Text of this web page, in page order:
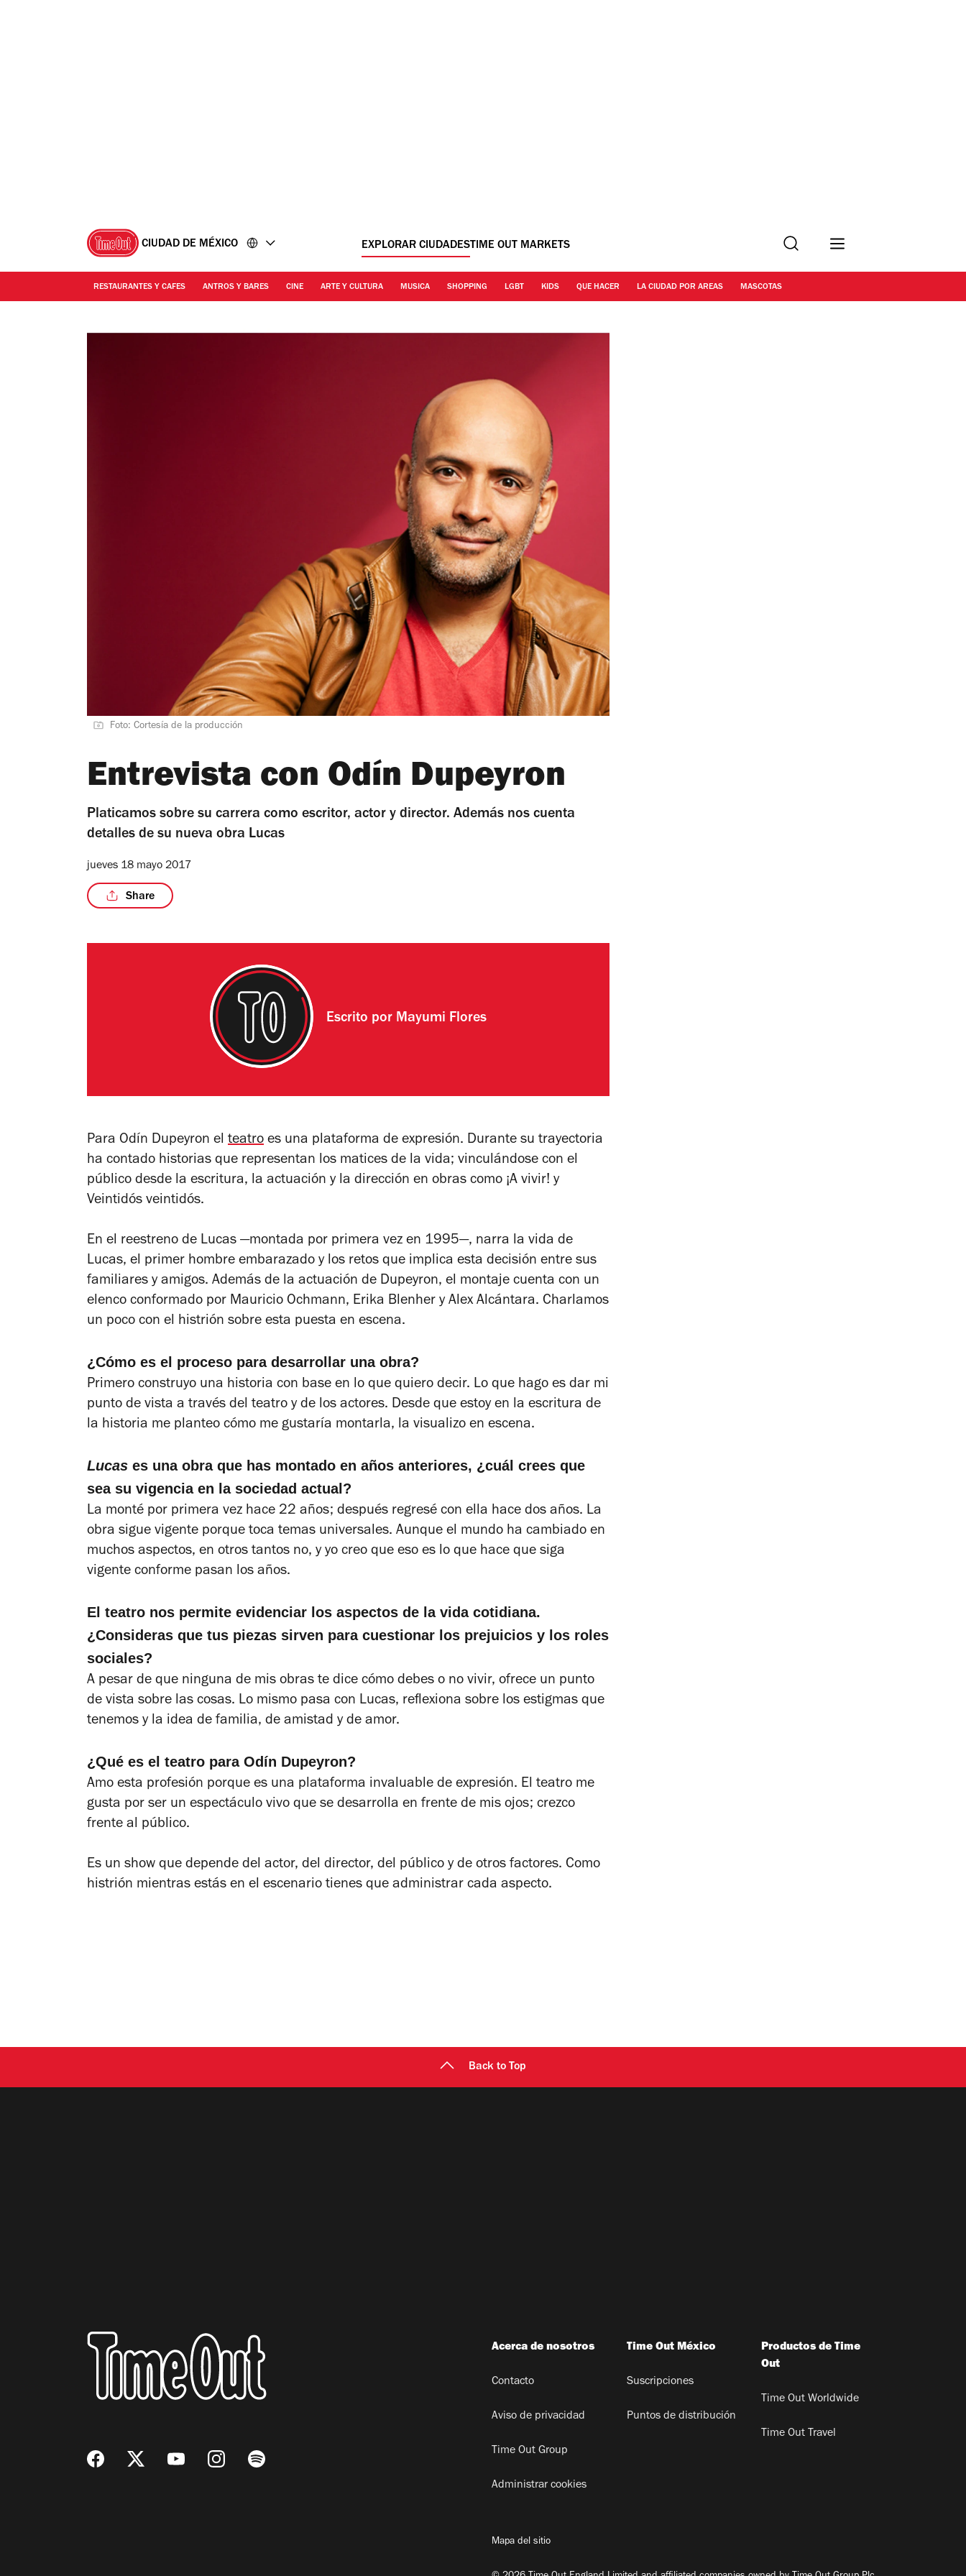
CIUDAD DE MÉXICO EXPLORAR CIUDADESTIME OUT MARKETS Buscar
RESTAURANTES Y CAFES ANTROS Y BARES CINE ARTE Y CULTURA MUSICA SHOPPING LGBT KIDS QUE HACER LA CIUDAD POR AREAS MASCOTAS
Foto: Cortesía de la producción
Entrevista con Odín Dupeyron
Platicamos sobre su carrera como escritor, actor y director. Además nos cuenta
detalles de su nueva obra Lucas
jueves 18 mayo 2017
Share
Escrito por Mayumi Flores
Para Odín Dupeyron el teatro es una plataforma de expresión. Durante su trayectoria
ha contado historias que representan los matices de la vida; vinculándose con el
público desde la escritura, la actuación y la dirección en obras como ¡A vivir! y
Veintidós veintidós.
En el reestreno de Lucas —montada por primera vez en 1995—, narra la vida de
Lucas, el primer hombre embarazado y los retos que implica esta decisión entre sus
familiares y amigos. Además de la actuación de Dupeyron, el montaje cuenta con un
elenco conformado por Mauricio Ochmann, Erika Blenher y Alex Alcántara. Charlamos
un poco con el histrión sobre esta puesta en escena.
¿Cómo es el proceso para desarrollar una obra?
Primero construyo una historia con base en lo que quiero decir. Lo que hago es dar mi
punto de vista a través del teatro y de los actores. Desde que estoy en la escritura de
la historia me planteo cómo me gustaría montarla, la visualizo en escena.
Lucas es una obra que has montado en años anteriores, ¿cuál crees que
sea su vigencia en la sociedad actual?
La monté por primera vez hace 22 años; después regresé con ella hace dos años. La
obra sigue vigente porque toca temas universales. Aunque el mundo ha cambiado en
muchos aspectos, en otros tantos no, y yo creo que eso es lo que hace que siga
vigente conforme pasan los años.
El teatro nos permite evidenciar los aspectos de la vida cotidiana.
¿Consideras que tus piezas sirven para cuestionar los prejuicios y los roles
sociales?
A pesar de que ninguna de mis obras te dice cómo debes o no vivir, ofrece un punto
de vista sobre las cosas. Lo mismo pasa con Lucas, reflexiona sobre los estigmas que
tenemos y la idea de familia, de amistad y de amor.
¿Qué es el teatro para Odín Dupeyron?
Amo esta profesión porque es una plataforma invaluable de expresión. El teatro me
gusta por ser un espectáculo vivo que se desarrolla en frente de mis ojos; crezco
frente al público.
Es un show que depende del actor, del director, del público y de otros factores. Como
histrión mientras estás en el escenario tienes que administrar cada aspecto.
Back to Top
Acerca de nosotros
Contacto
Aviso de privacidad
Time Out Group
Administrar cookies
Time Out México
Suscripciones
Puntos de distribución
Productos de Time
Out
Time Out Worldwide
Time Out Travel
Mapa del sitio